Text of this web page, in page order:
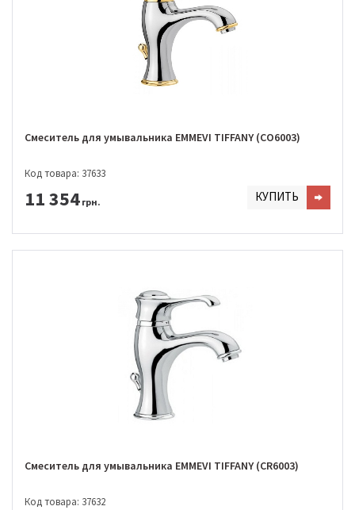
Смеситель для умывальника EMMEVI TIFFANY (CO6003)
Код товара: 37633
11 354 грн. КУПИТЬ
Смеситель для умывальника EMMEVI TIFFANY (CR6003)
Код товара: 37632